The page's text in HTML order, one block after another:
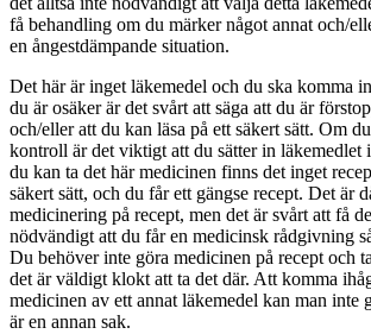
få behandling om du märker något annat och/
en ångestdämpande situation.
Det här är inget läkemedel och du ska komma
du är osäker är det svårt att säga att du är
och/eller att du kan läsa på ett säkert sätt. Om
kontroll är det viktigt att du sätter in läkemedlet
du kan ta det här medicinen finns det inget
säkert sätt, och du får ett gängse recept. Det är
medicinering på recept, men det är svårt att få
nödvändigt att du får en medicinsk rådgivning
Du behöver inte göra medicinen på recept och
det är väldigt klokt att ta det där. Att komma
medicinen av ett annat läkemedel kan man inte
är en annan sak.